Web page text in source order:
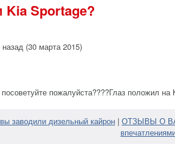
Kia Sportage?
(30 марта 2015)
пожалуйста????Глаз положил на
заводили дизельный кайрон | ОТЗЫВЫ О